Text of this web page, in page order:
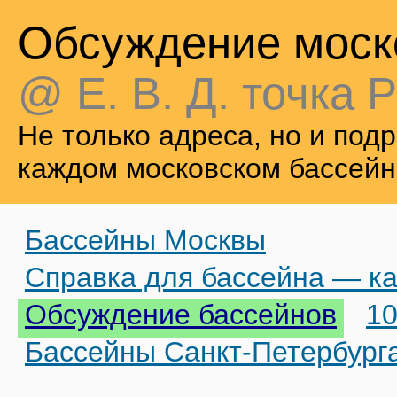
Обсуждение
@ Е. В. Д. точка
Не только адреса, но и
каждом московском
Бассейны Москвы
Справка для бассейна —
Обсуждение бассейнов
Бассейны Санкт-